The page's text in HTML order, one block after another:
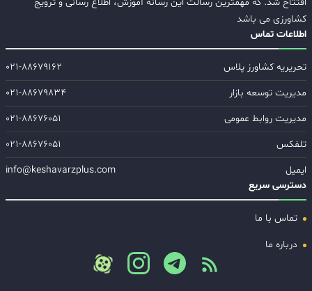
افتتاح شد. که مهمترین رسالت این رسانه آموزش، اطلاع رسانی و ترویج
کشاورزی می باشد
اطلاعات تماس
تحریریه کشاورز پلاس
۰۲۱-۸۸۶۷۹۱۶۲
مدیریت توسعه بازار
۰۲۱-۸۸۶۷۹۸۳۴
مدیریت روابط عمومی
۰۲۱-۸۸۶۷۶۰۵۱
تلفکس
۰۲۱-۸۸۶۷۶۰۵۱
ایمیل
info@keshavarzplus.com
دسترسی سریع
تماس با ما
درباره ما